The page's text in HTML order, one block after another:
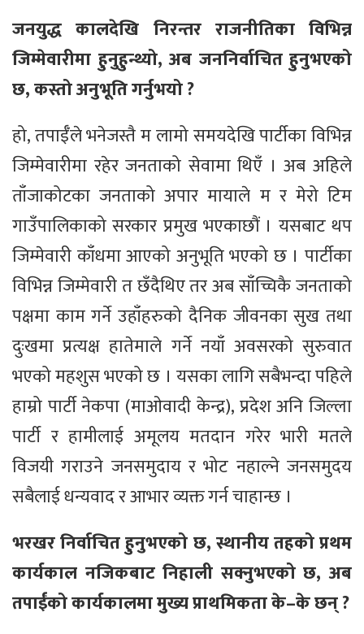
जनयुद्ध कालदेखि निरन्तर राजनीतिका विभिन्न
जिम्मेवारीमा हुनुहुन्थ्यो, अब जननिर्वाचित हुनुभएको
छ, कस्तो अनुभूति गर्नुभयो ?
हो, तपाईँले भनेजस्तै म लामो समयदेखि पार्टीका विभिन्न
जिम्मेवारीमा रहेर जनताको सेवामा थिएँ । अब अहिले
ताँजाकोटका जनताको अपार मायाले म र मेरो टिम
गाउँपालिकाको सरकार प्रमुख भएकाछौं । यसबाट थप
जिम्मेवारी काँधमा आएको अनुभूति भएको छ । पार्टीका
विभिन्न जिम्मेवारी त छँदैथिए तर अब साँच्चिकै जनताको
पक्षमा काम गर्ने उहाँहरुको दैनिक जीवनका सुख तथा
दुःखमा प्रत्यक्ष हातेमाले गर्ने नयाँ अवसरको सुरुवात
भएको महशुस भएको छ । यसका लागि सबैभन्दा पहिले
हाम्रो पार्टी नेकपा (माओवादी केन्द्र), प्रदेश अनि जिल्ला
पार्टी र हामीलाई अमूलय मतदान गरेर भारी मतले
विजयी गराउने जनसमुदाय र भोट नहाल्ने जनसमुदय
सबैलाई धन्यवाद र आभार व्यक्त गर्न चाहान्छ ।
भरखर निर्वाचित हुनुभएको छ, स्थानीय तहको प्रथम
कार्यकाल नजिकबाट निहाली सक्नुभएको छ, अब
तपाईँको कार्यकालमा मुख्य प्राथमिकता के–के छन् ?